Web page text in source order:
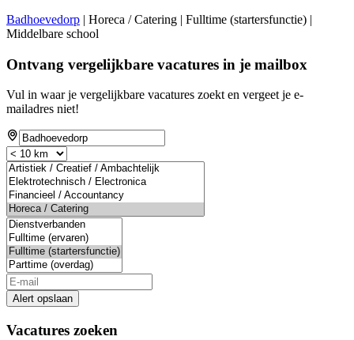
Badhoevedorp | Horeca / Catering | Fulltime (startersfunctie) |
Middelbare school
Ontvang vergelijkbare vacatures in je mailbox
Vul in waar je vergelijkbare vacatures zoekt en vergeet je e-
mailadres niet!
Alert opslaan
Vacatures zoeken